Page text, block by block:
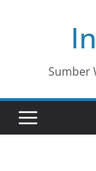
Sumber